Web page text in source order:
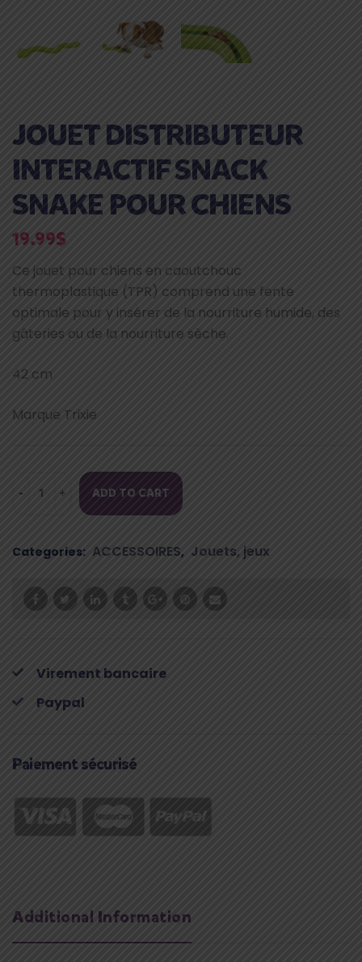
JOUET DISTRIBUTEUR
INTERACTIF SNACK
SNAKE POUR CHIENS
19.99$
Ce jouet pour chiens en caoutchouc
thermoplastique (TPR) comprend une fente
optimale pour y insérer de la nourriture humide, des
gâteries ou de la nourriture sèche.
42 cm
Marque Trixie
JOUET
INTERACTIF
SNACK
SNAKE
POUR
ADD TO CART
Categories: ACCESSOIRES, Jouets, jeux
Virement bancaire
Paypal
Paiement sécurisé
Additional Information